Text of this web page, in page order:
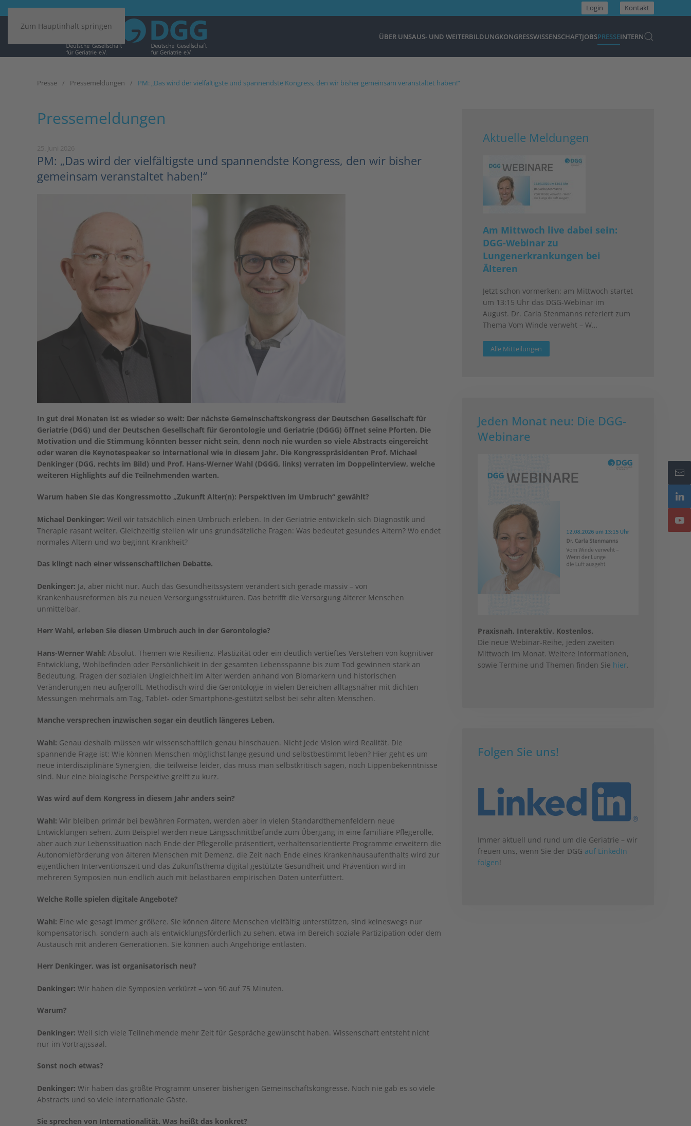
Zum Hauptinhalt springen
Login Kontakt
ÜBER UNSAUS- UND WEITERBILDUNGKONGRESSWISSENSCHAFTJOBSPRESSEINTERN
Presse Pressemeldungen PM: „Das wird der vielfältigste und spannendste Kongress, den wir bisher gemeinsam veranstaltet haben!“
Pressemeldungen
PM: „Das wird der vielfältigste und spannendste Kongress, den wir bisher
gemeinsam veranstaltet haben!“
In gut drei Monaten ist es wieder so weit: Der nächste Gemeinschaftskongress der Deutschen Gesellschaft für
Geriatrie (DGG) und der Deutschen Gesellschaft für Gerontologie und Geriatrie (DGGG) öffnet seine Pforten. Die
Motivation und die Stimmung könnten besser nicht sein, denn noch nie wurden so viele Abstracts eingereicht
oder waren die Keynotespeaker so international wie in diesem Jahr. Die Kongresspräsidenten Prof. Michael
Denkinger (DGG, rechts im Bild) und Prof. Hans-Werner Wahl (DGGG, links) verraten im Doppelinterview, welche
weiteren Highlights auf die Teilnehmenden warten.
Warum haben Sie das Kongressmotto „Zukunft Alter(n): Perspektiven im Umbruch“ gewählt?
Michael Denkinger: Weil wir tatsächlich einen Umbruch erleben. In der Geriatrie entwickeln sich Diagnostik und
Therapie rasant weiter. Gleichzeitig stellen wir uns grundsätzliche Fragen: Was bedeutet gesundes Altern? Wo endet
normales Altern und wo beginnt Krankheit?
Das klingt nach einer wissenschaftlichen Debatte.
Denkinger: Ja, aber nicht nur. Auch das Gesundheitssystem verändert sich gerade massiv – von
Krankenhausreformen bis zu neuen Versorgungsstrukturen. Das betrifft die Versorgung älterer Menschen
unmittelbar.
Herr Wahl, erleben Sie diesen Umbruch auch in der Gerontologie?
Hans-Werner Wahl: Absolut. Themen wie Resilienz, Plastizität oder ein deutlich vertieftes Verstehen von kognitiver
Entwicklung, Wohlbefinden oder Persönlichkeit in der gesamten Lebensspanne bis zum Tod gewinnen stark an
Bedeutung. Fragen der sozialen Ungleichheit im Alter werden anhand von Biomarkern und historischen
Veränderungen neu aufgerollt. Methodisch wird die Gerontologie in vielen Bereichen alltagsnäher mit dichten
Messungen mehrmals am Tag, Tablet- oder Smartphone-gestützt selbst bei sehr alten Menschen.
Manche versprechen inzwischen sogar ein deutlich längeres Leben.
Wahl: Genau deshalb müssen wir wissenschaftlich genau hinschauen. Nicht jede Vision wird Realität. Die
spannende Frage ist: Wie können Menschen möglichst lange gesund und selbstbestimmt leben? Hier geht es um
neue interdisziplinäre Synergien, die teilweise leider, das muss man selbstkritisch sagen, noch Lippenbekenntnisse
sind. Nur eine biologische Perspektive greift zu kurz.
Was wird auf dem Kongress in diesem Jahr anders sein?
Wahl: Wir bleiben primär bei bewähren Formaten, werden aber in vielen Standardthemenfeldern neue
Entwicklungen sehen. Zum Beispiel werden neue Längsschnittbefunde zum Übergang in eine familiäre Pflegerolle,
aber auch zur Lebenssituation nach Ende der Pflegerolle präsentiert, verhaltensorientierte Programme erweitern die
Autonomieförderung von älteren Menschen mit Demenz, die Zeit nach Ende eines Krankenhausaufenthalts wird zur
eigentlichen Interventionszeit und das Zukunftsthema digital gestützte Gesundheit und Prävention wird in
mehreren Symposien nun endlich auch mit belastbaren empirischen Daten unterfüttert.
Welche Rolle spielen digitale Angebote?
Wahl: Eine wie gesagt immer größere. Sie können ältere Menschen vielfältig unterstützen, sind keineswegs nur
kompensatorisch, sondern auch als entwicklungsförderlich zu sehen, etwa im Bereich soziale Partizipation oder dem
Austausch mit anderen Generationen. Sie können auch Angehörige entlasten.
Herr Denkinger, was ist organisatorisch neu?
Denkinger: Wir haben die Symposien verkürzt – von 90 auf 75 Minuten.
Warum?
Denkinger: Weil sich viele Teilnehmende mehr Zeit für Gespräche gewünscht haben. Wissenschaft entsteht nicht
nur im Vortragssaal.
Sonst noch etwas?
Denkinger: Wir haben das größte Programm unserer bisherigen Gemeinschaftskongresse. Noch nie gab es so viele
Abstracts und so viele internationale Gäste.
Sie sprechen von Internationalität. Was heißt das konkret?
Aktuelle Meldungen
Am Mittwoch live dabei sein:
DGG-Webinar zu
Lungenerkrankungen bei
Älteren
Jetzt schon vormerken: am Mittwoch startet
um 13:15 Uhr das DGG-Webinar im
August. Dr. Carla Stenmanns referiert zum
Thema Vom Winde verweht – W…
Alle Mitteilungen
Jeden Monat neu: Die DGG-
Webinare
Praxisnah. Interaktiv. Kostenlos.
Die neue Webinar-Reihe, jeden zweiten
Mittwoch im Monat. Weitere Informationen,
sowie Termine und Themen finden Sie hier.
Folgen Sie uns!
Immer aktuell und rund um die Geriatrie – wir
freuen uns, wenn Sie der DGG auf LinkedIn
folgen!